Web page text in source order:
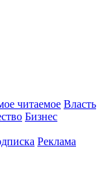
читаемое Власть
Бизнес
Реклама